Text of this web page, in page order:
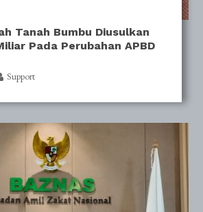
Tanah Bumbu Diusulkan
Pada Perubahan APBD
Support